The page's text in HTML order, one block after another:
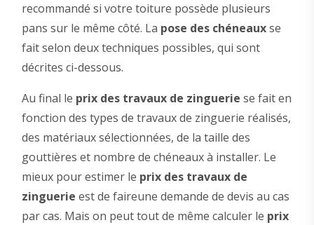
recommandé si votre toiture possède plusieurs
pans sur le même côté. La pose des chéneauxse
fait selon deux techniques possibles, qui sont
décrites ci-dessous.
Au final le prix des travaux de zinguerie se fait en
fonction des types de travaux de zinguerie réalisés,
des matériaux sélectionnées, de la taille des
gouttières et nombre de chéneaux à installer. Le
mieux pour estimer le prix des travaux de
zinguerie est de faireune demande de devis au cas
par cas. Mais on peut tout de même calculer le prix